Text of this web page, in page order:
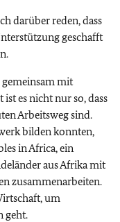
darüber reden, dass
geschafft
mit
es nicht nur so, dass
Arbeitsweg sind.
bilden konnten,
in Africa, ein
aus Afrika mit
zusammenarbeiten.
um
geht.